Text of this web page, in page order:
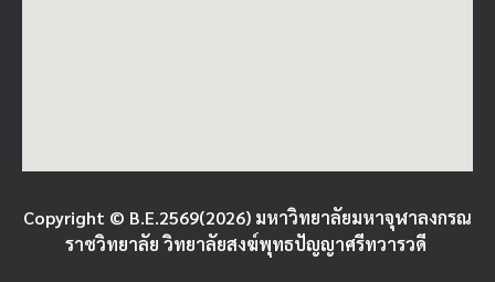
Copyright © B.E.2569(2026) มหาวิทยาลัยมหาจุฬาลงกรณ
ราชวิทยาลัย วิทยาลัยสงฆ์พุทธปัญญาศรีทวารวดี